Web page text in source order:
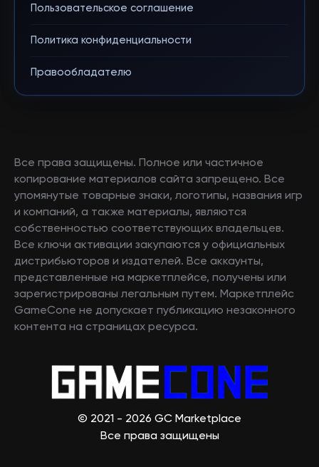
Пользовательское соглашение
Политика конфиденциальности
Правообладателю
Все права защищены. Полное или частичное
копирование материалов сайта запрещено. Все
упомянутые товарные знаки, логотипы, названия игр
и компаний, а также материалы, являются
собственностью соответствующих владельцев.
Все ключи активации закупаются у официальных
дистрибьюторов и издателей. Все аккаунты,
представленные на маркетплейсе, получены или
зарегистрированы легальным путем. Маркетплейс
GameCone не допускает публикацию незаконного
контента на страницах ресурса.
© 2021 - 2026 GC Marketplace
Все права защищены